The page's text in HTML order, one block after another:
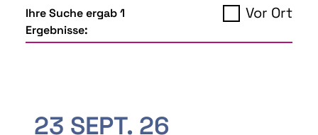
Ihre Suche ergab 1
Ergebnisse:
Vor Ort
23 SEPT. 26